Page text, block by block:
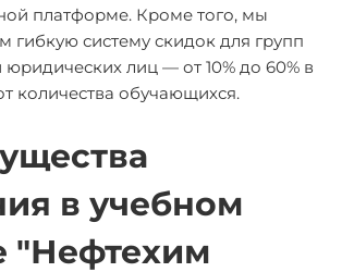
платформе. Кроме того, мы
гибкую систему скидок для групп
юридических лиц — от 10% до 60% в
количества обучающихся.
в учебном
"Нефтехим